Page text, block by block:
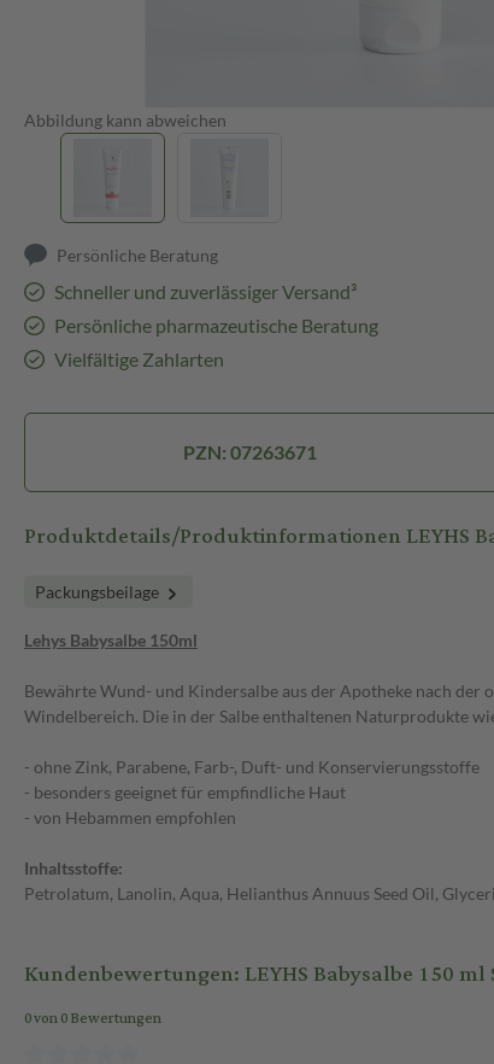
Abbildung kann abweichen
Persönliche Beratung
Schneller und zuverlässiger Versand³
Persönliche pharmazeutische Beratung
Vielfältige Zahlarten
PZN: 07263671
Produktdetails/Produktinformationen LEYHS
Packungsbeilage
Lehys Babysalbe 150ml
Bewährte Wund- und Kindersalbe aus der Apotheke nach
Windelbereich. Die in der Salbe enthaltenen Naturprodukte
- ohne Zink, Parabene, Farb-, Duft- und Konservierungsstoffe
- besonders geeignet für empfindliche Haut
- von Hebammen empfohlen
Inhaltsstoffe:
Petrolatum, Lanolin, Aqua, Helianthus Annuus Seed Oil,
Kundenbewertungen: LEYHS Babysalbe 150 ml
0 von 0 Bewertungen